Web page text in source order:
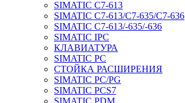
SIMATIC C7-613
SIMATIC C7-613/C7-635/C7-636
SIMATIC C7-613/-635/-636
SIMATIC IPC
КЛАВИАТУРА
SIMATIC PC
СТОЙКА РАСШИРЕНИЯ
SIMATIC PC/PG
SIMATIC PCS7
SIMATIC PDM